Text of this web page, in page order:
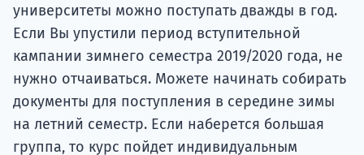
университеты можно поступать дважды в год.
Если Вы упустили период вступительной
кампании зимнего семестра 2019/2020 года, не
нужно отчаиваться. Можете начинать собирать
документы для поступления в середине зимы
на летний семестр. Если наберется большая
группа, то курс пойдет индивидуальным